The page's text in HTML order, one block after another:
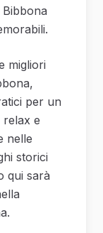
migliori
per un
relax e
nelle
storici
qui sarà